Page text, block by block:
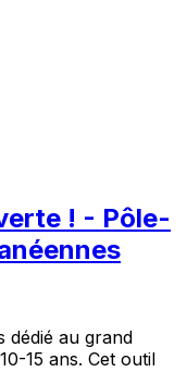
! - Pôle-
dédié au grand
15 ans. Cet outil